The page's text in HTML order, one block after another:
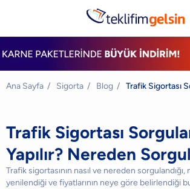
Ana Sayfa / Sigorta / Blog / Trafik Sigortası
Trafik Sigortası
Yapılır? Nereden
Trafik sigortasının nasıl ve nereden sorgulandığı,
yenilendiği ve fiyatlarının neye göre belirlendiği